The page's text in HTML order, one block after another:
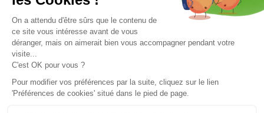
Prix et descriptifs sous réserve de disponibilité au magasin
Montaz , La Ravoire. Les tarifs du catalogue sont toutes taxes
comprises.